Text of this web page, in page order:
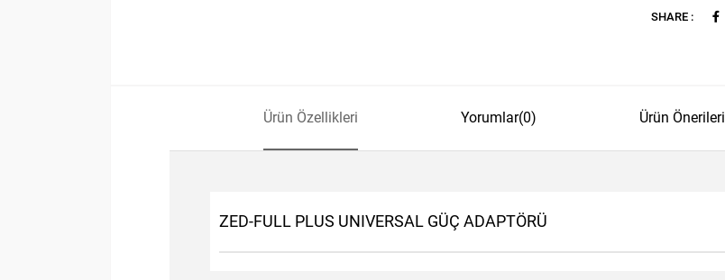
SHARE :
Ürün Özellikleri Yorumlar(0) Ürün Önerileri
ZED-FULL PLUS UNIVERSAL GÜÇ ADAPTÖRÜ